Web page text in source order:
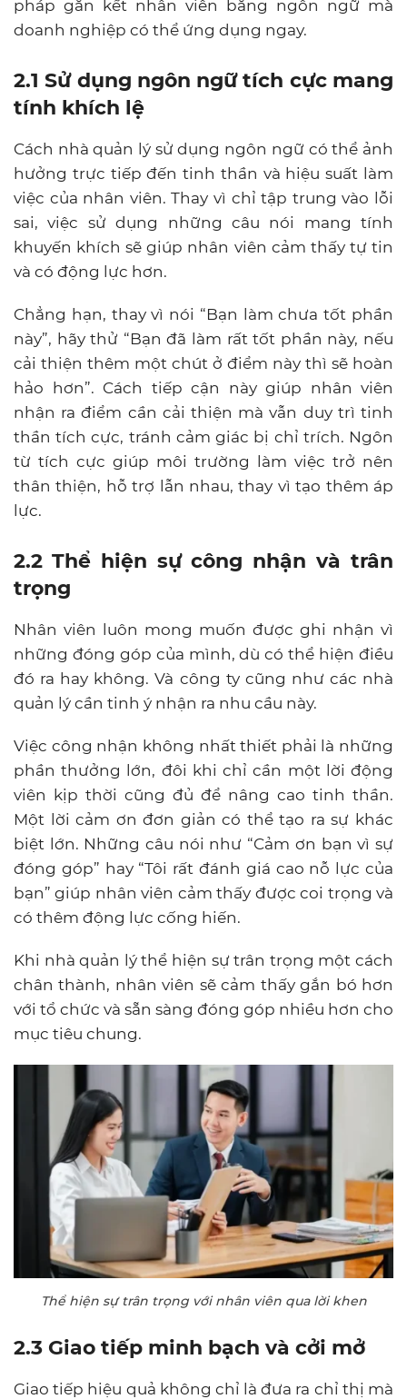
pháp gắn kết nhân viên bằng ngôn ngữ mà
doanh nghiệp có thể ứng dụng ngay.
2.1 Sử dụng ngôn ngữ tích cực mang
tính khích lệ
Cách nhà quản lý sử dụng ngôn ngữ có thể ảnh
hưởng trực tiếp đến tinh thần và hiệu suất làm
việc của nhân viên. Thay vì chỉ tập trung vào lỗi
sai, việc sử dụng những câu nói mang tính
khuyến khích sẽ giúp nhân viên cảm thấy tự tin
và có động lực hơn.
Chẳng hạn, thay vì nói “Bạn làm chưa tốt phần
này”, hãy thử “Bạn đã làm rất tốt phần này, nếu
cải thiện thêm một chút ở điểm này thì sẽ hoàn
hảo hơn”. Cách tiếp cận này giúp nhân viên
nhận ra điểm cần cải thiện mà vẫn duy trì tinh
thần tích cực, tránh cảm giác bị chỉ trích. Ngôn
từ tích cực giúp môi trường làm việc trở nên
thân thiện, hỗ trợ lẫn nhau, thay vì tạo thêm áp
lực.
2.2 Thể hiện sự công nhận và trân
trọng
Nhân viên luôn mong muốn được ghi nhận vì
những đóng góp của mình, dù có thể hiện điều
đó ra hay không. Và công ty cũng như các nhà
quản lý cần tinh ý nhận ra nhu cầu này.
Việc công nhận không nhất thiết phải là những
phần thưởng lớn, đôi khi chỉ cần một lời động
viên kịp thời cũng đủ để nâng cao tinh thần.
Một lời cảm ơn đơn giản có thể tạo ra sự khác
biệt lớn. Những câu nói như “Cảm ơn bạn vì sự
đóng góp” hay “Tôi rất đánh giá cao nỗ lực của
bạn” giúp nhân viên cảm thấy được coi trọng và
có thêm động lực cống hiến.
Khi nhà quản lý thể hiện sự trân trọng một cách
chân thành, nhân viên sẽ cảm thấy gắn bó hơn
với tổ chức và sẵn sàng đóng góp nhiều hơn cho
mục tiêu chung.
Thể hiện sự trân trọng với nhân viên qua lời khen
2.3 Giao tiếp minh bạch và cởi mở
Giao tiếp hiệu quả không chỉ là đưa ra chỉ thị mà